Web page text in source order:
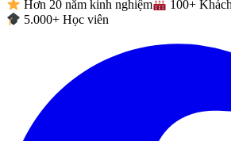
Hơn 20 năm kinh nghiệm
100+
5.000+ Học viên